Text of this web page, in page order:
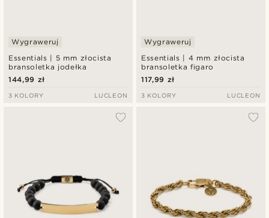
Essentials | 5 mm złocista
bransoletka jodełka
Wygraweruj
144,99 zł
3 KOLORY LUCLEON
Essentials | 4 mm złocista
bransoletka figaro
Wygraweruj
117,99 zł
3 KOLORY LUCLEON